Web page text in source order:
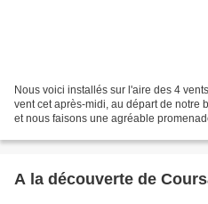
Nous voici installés sur l'aire des 4
vent cet après-midi, au départ de notre
et nous faisons une agréable
A la découverte de